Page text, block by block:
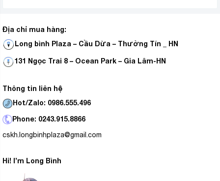
Địa chỉ mua hàng:
Long bình Plaza – Cầu Dừa – Thường Tín _ HN
131 Ngọc Trai 8 – Ocean Park – Gia Lâm-HN
Thông tin liên hệ
Hot/Zalo: 0986.555.496
Phone: 0243.915.8866
cskh.longbinhplaza@gmail.com
Hi! I’m Long Bình